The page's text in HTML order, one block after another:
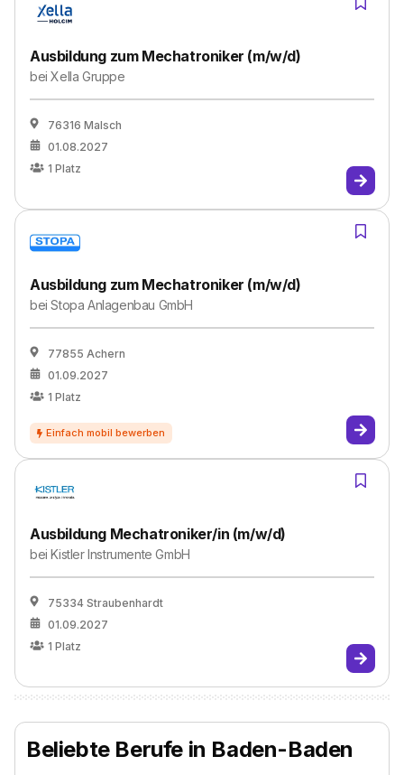
Ausbildung zum Mechatroniker (m/w/d)
beiXella Gruppe
76316 Malsch
01.08.2027
1 Platz
Ausbildung zum Mechatroniker (m/w/d)
beiStopa Anlagenbau GmbH
77855 Achern
01.09.2027
1 Platz
Ausbildung Mechatroniker/in (m/w/d)
beiKistler Instrumente GmbH
75334 Straubenhardt
01.09.2027
1 Platz
Beliebte Berufe in Baden-Baden